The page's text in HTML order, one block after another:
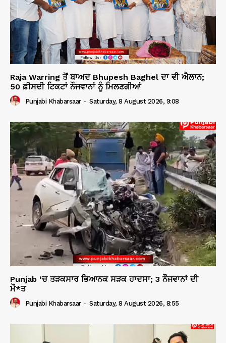
Raja Warring ਤੋਂ ਬਾਅਦ Bhupesh Baghel ਦਾ ਵੀ ਐਲਾਨ;
50 ਫ਼ੀਸਦੀ ਟਿਕਟਾਂ ਨੌਜਵਾਨਾਂ ਨੂੰ ਮਿਲਣਗੀਆਂ
Punjabi Khabarsaar - Saturday, 8 August 2026, 9:08
Punjab ‘ਚ ਤੜਕਸਾਰ ਭਿਆਨਕ ਸੜਕ ਹਾਦਸਾ; 3 ਨੌਜਵਾਨਾਂ ਦੀ
ਮੌ*ਤ
Punjabi Khabarsaar - Saturday, 8 August 2026, 8:55